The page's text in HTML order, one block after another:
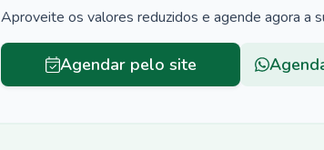
Aproveite os valores reduzidos e agende agora a
Agendar pelo site